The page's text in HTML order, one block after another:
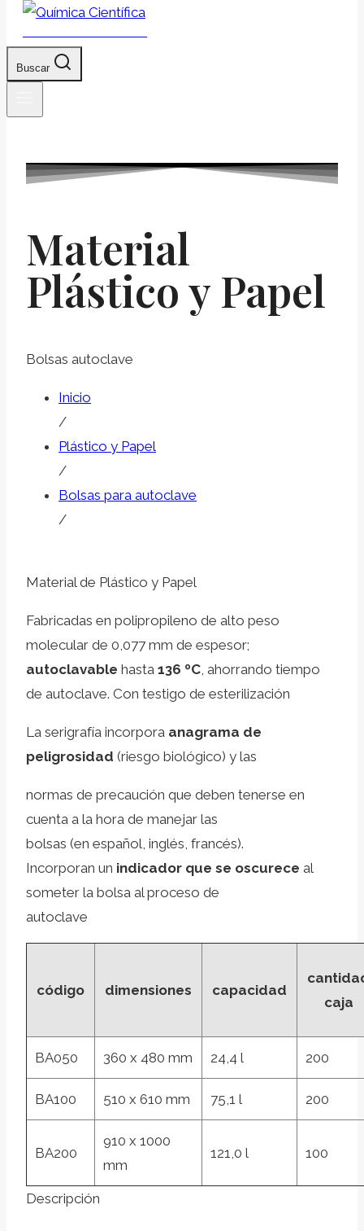
Buscar
Material
Plástico y Papel
Bolsas autoclave
Inicio
/
Plástico y Papel
/
Bolsas para autoclave
/
Material de Plástico y Papel
Fabricadas en polipropileno de alto peso
molecular de 0,077 mm de espesor;
autoclavable hasta 136 ºC, ahorrando tiempo
de autoclave. Con testigo de esterilización
La serigrafía incorpora anagrama de
peligrosidad (riesgo biológico) y las
normas de precaución que deben tenerse en
cuenta a la hora de manejar las
bolsas (en español, inglés, francés).
Incorporan un indicador que se oscurece al
someter la bolsa al proceso de
autoclave
código dimensiones capacidad
caja
BA050 360 x 480 mm 24,4 l 200
BA100 510 x 610 mm 75,1 l 200
BA200
910 x 1000
mm
121,0 l 100
Descripción